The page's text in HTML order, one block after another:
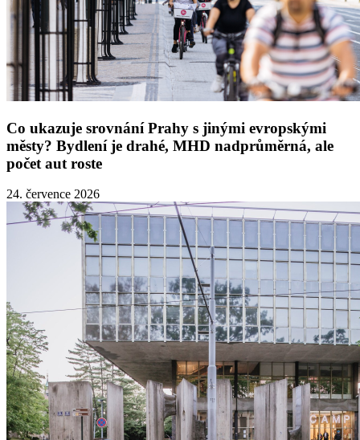
Co ukazuje srovnání Prahy s jinými evropskými
městy? Bydlení je drahé, MHD nadprůměrná, ale
počet aut roste
24. července 2026